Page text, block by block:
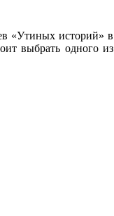
«Утиных историй» в
выбрать одного из